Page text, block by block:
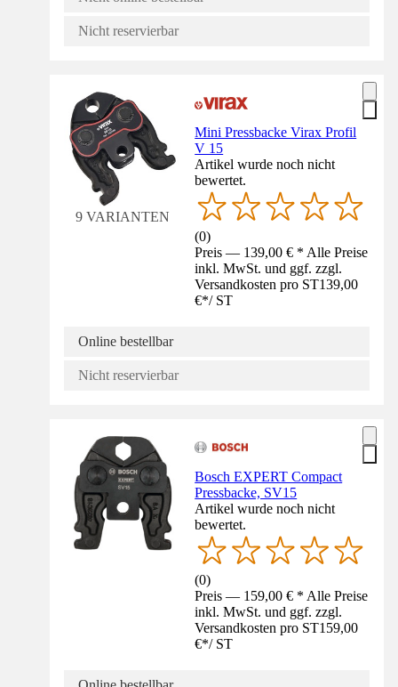
Nicht reservierbar
9 VARIANTEN
Mini Pressbacke Virax Profil
V 15
Artikel wurde noch nicht
bewertet.
(0)
Preis — 139,00 € * Alle Preise
inkl. MwSt. und ggf. zzgl.
Versandkosten pro ST139,00
€*/ ST
Online bestellbar
Nicht reservierbar
Bosch EXPERT Compact
Pressbacke, SV15
Artikel wurde noch nicht
bewertet.
(0)
Preis — 159,00 € * Alle Preise
inkl. MwSt. und ggf. zzgl.
Versandkosten pro ST159,00
€*/ ST